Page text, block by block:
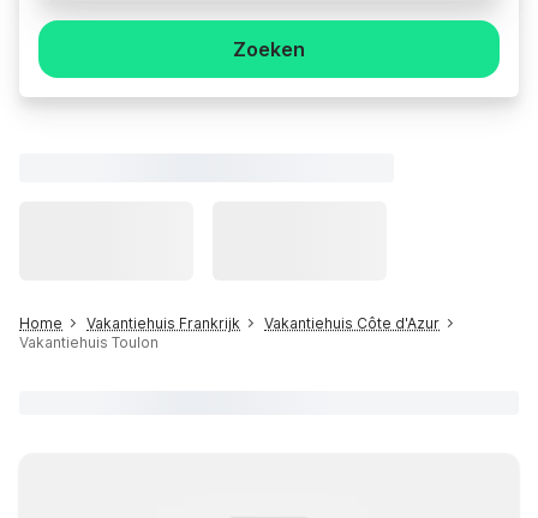
Zoeken
Home Vakantiehuis Frankrijk
Vakantiehuis Côte d'Azur
Vakantiehuis Toulon